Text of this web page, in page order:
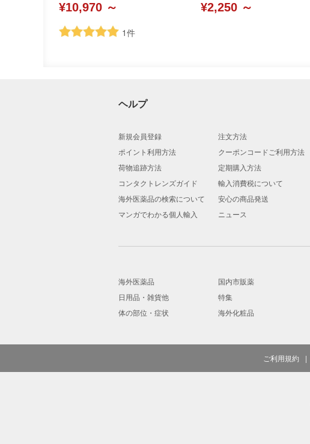
¥10,970 ～
1件
¥2,250 ～
ヘルプ
新規会員登録 注文方法
ポイント利用方法
クーポンコードご利用方法
荷物追跡方法
定期購入方法
コンタクトレンズガイド
輸入消費税について
海外医薬品の検索について
安心の商品発送
マンガでわかる個人輸入
ニュース
海外医薬品 国内市販薬
日用品・雑貨他
特集
体の部位・症状
海外化粧品
ご利用規約